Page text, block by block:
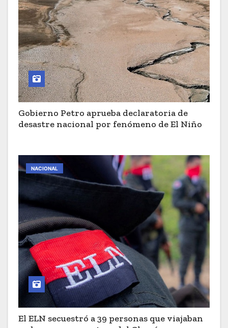
Gobierno Petro aprueba declaratoria de
desastre nacional por fenómeno de El Niño
NACIONAL
El ELN secuestró a 39 personas que viajaban